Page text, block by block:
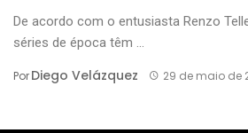
De acordo com o entusiasta Renzo
séries de época têm ...
PorDiego Velázquez 29 de maio de